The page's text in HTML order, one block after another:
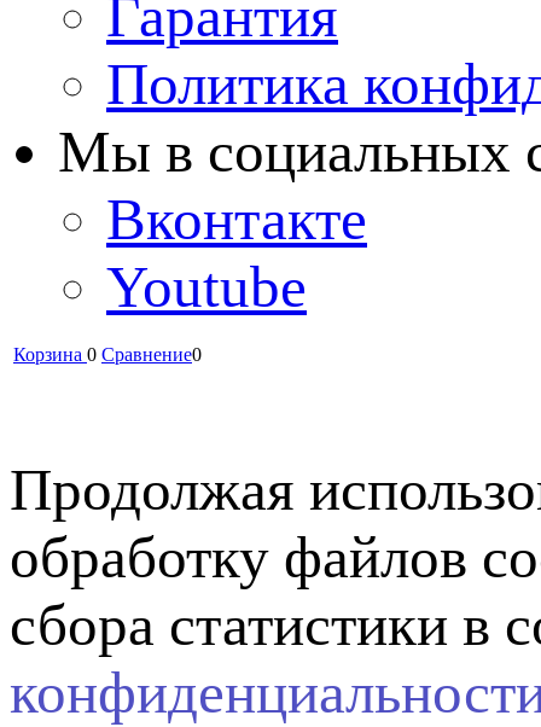
Гарантия
Политика
Мы в cоциальных
Вконтакте
Youtube
Корзина 0 Сравнение0
Продолжая
обработку файлов
сбора статистики в